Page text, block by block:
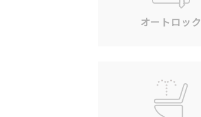
オートロック